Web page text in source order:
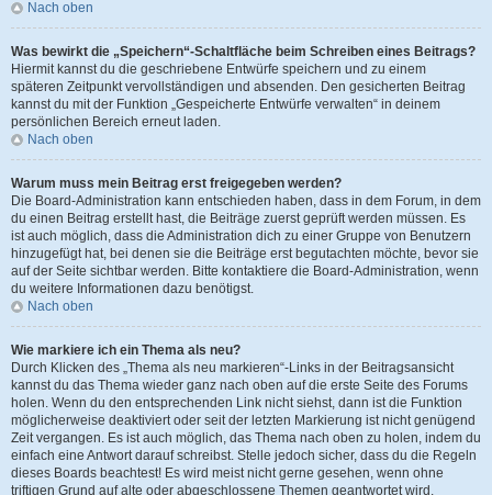
Nach oben
Was bewirkt die „Speichern“-Schaltfläche beim Schreiben eines Beitrags?
Hiermit kannst du die geschriebene Entwürfe speichern und zu einem
späteren Zeitpunkt vervollständigen und absenden. Den gesicherten Beitrag
kannst du mit der Funktion „Gespeicherte Entwürfe verwalten“ in deinem
persönlichen Bereich erneut laden.
Nach oben
Warum muss mein Beitrag erst freigegeben werden?
Die Board-Administration kann entschieden haben, dass in dem Forum, in dem
du einen Beitrag erstellt hast, die Beiträge zuerst geprüft werden müssen. Es
ist auch möglich, dass die Administration dich zu einer Gruppe von Benutzern
hinzugefügt hat, bei denen sie die Beiträge erst begutachten möchte, bevor sie
auf der Seite sichtbar werden. Bitte kontaktiere die Board-Administration, wenn
du weitere Informationen dazu benötigst.
Nach oben
Wie markiere ich ein Thema als neu?
Durch Klicken des „Thema als neu markieren“-Links in der Beitragsansicht
kannst du das Thema wieder ganz nach oben auf die erste Seite des Forums
holen. Wenn du den entsprechenden Link nicht siehst, dann ist die Funktion
möglicherweise deaktiviert oder seit der letzten Markierung ist nicht genügend
Zeit vergangen. Es ist auch möglich, das Thema nach oben zu holen, indem du
einfach eine Antwort darauf schreibst. Stelle jedoch sicher, dass du die Regeln
dieses Boards beachtest! Es wird meist nicht gerne gesehen, wenn ohne
triftigen Grund auf alte oder abgeschlossene Themen geantwortet wird.